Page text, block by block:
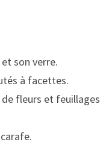
son verre.
à facettes.
fleurs et feuillages